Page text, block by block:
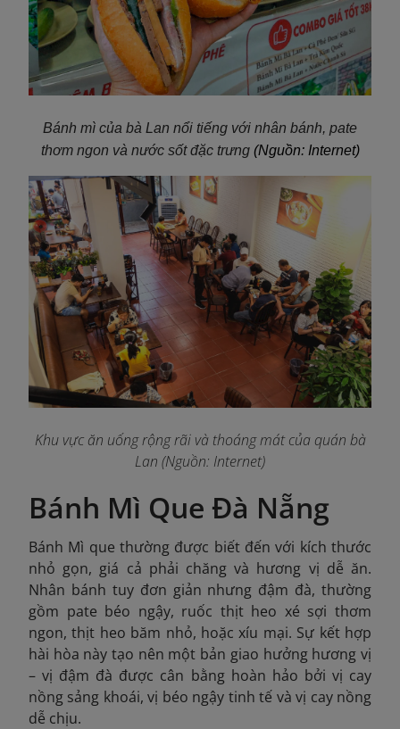
Bánh mì của bà Lan nổi tiếng với nhân bánh, pate
thơm ngon và nước sốt đặc trưng (Nguồn: Internet)
Khu vực ăn uốngrộng rãi và thoáng mát của quán bà
Lan (Nguồn: Internet)
Bánh Mì Que Đà Nẵng
Bánh Mì que thường được biết đến với kích thước
nhỏ gọn, giá cả phải chăng và hương vị dễ ăn.
Nhân bánh tuy đơn giản nhưng đậm đà, thường
gồm pate béo ngậy, ruốc thịt heo xé sợi thơm
ngon, thịt heo băm nhỏ, hoặc xíu mại. Sự kết hợp
hài hòa này tạo nên một bản giao hưởng hương vị
– vị đậm đà được cân bằng hoàn hảo bởi vị cay
nồng sảng khoái, vị béo ngậy tinh tế và vị cay nồng
dễ chịu.